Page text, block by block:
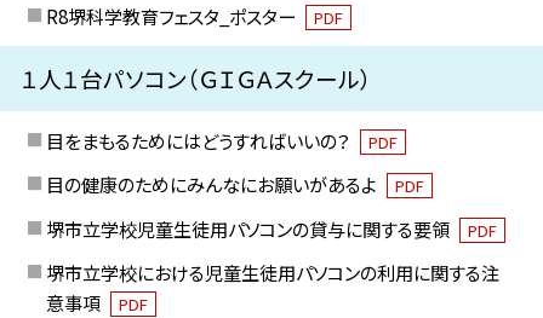
R8堺科学教育フェスタ_ポスター PDF
１人１台パソコン（ＧＩＧＡスクール）
目をまもるためにはどうすればいいの？ PDF
目の健康のためにみんなにお願いがあるよ PDF
堺市立学校児童生徒用パソコンの貸与に関する要領 PDF
堺市立学校における児童生徒用パソコンの利用に関する注
意事項
PDF